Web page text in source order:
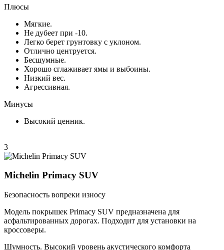
Плюсы
Мягкие.
Не дубеет при -10.
Легко берет грунтовку с уклоном.
Отлично центруется.
Бесшумные.
Хорошо сглаживает ямы и выбоины.
Низкий вес.
Агрессивная.
Минусы
Высокий ценник.
3
Michelin Primacy SUV
Безопасность вопреки износу
Модель покрышек Primacy SUV предназначена для
асфальтированных дорогах. Подходит для установки на
кроссоверы.
Шумность. Высокий уровень акустического комфорта